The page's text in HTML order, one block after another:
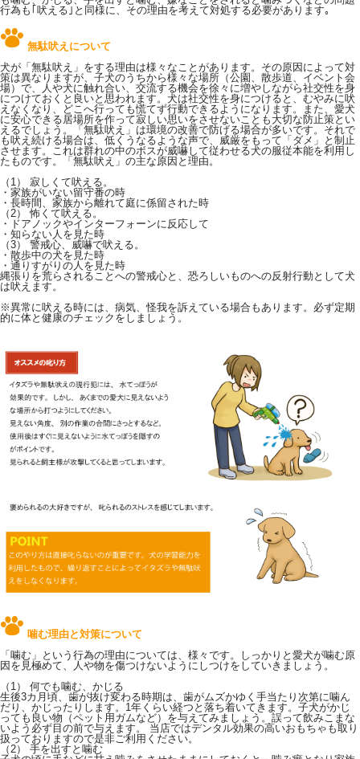
行為も｢吠える｣と同様に、その理由を考えて対処する必要があります｡
無駄吠えについて
犬が「無駄吠え」をする理由は様々なことがあります。その原因によって対
策は異なりますが、子犬のうちから様々な場所（公園、散歩道、イベント会
場）で、人や犬に触れ合い、交流する機会を徐々に増やしながら社交性を身
につけておくと良いと思われます。犬は社交性を身につけると、むやみに吠
えなくなり、どこへ行っても慌てず行動できるようになります。また、愛犬
に安心できる居場所を作って寂しい思いをさせないことも大切な防止策とい
えるでしょう。「無駄吠え」は環境の改善で防げる場合が多いです。それで
も吠え続ける場合は、低くうなるような声で、威厳をもって「ダメ」と制止
させます。これは群れの中のボスが威嚇して従わせる犬の服従本能を利用し
たものです。「無駄吠え」の主な原因と理由。
（1） 寂しくて吠える。
・家族がいない留守番の時
・長時間、家族から離れて庭に係留された時
（2） 怖くて吠える。
・ドアノックやインターフォーンに反応して
・知らない人を見た時
（3） 警戒心、威嚇で吠える。
・散歩中の犬を見た時
・通りすがりの人を見た時
縄張りを荒らされることへの警戒心と、恐ろしいものへの反射行動として犬
は吠えます。
※異常に吠える時には、病気、怪我を訴えている場合もあります。必ず定期
的に体と健康のチェックをしましょう。
噛む理由と対策について
「噛む」という行為の理由については、様々です。しっかりと愛犬が噛む原
因を見極めて、人や物を傷つけないようにしつけをしていきましょう。
（1） 何でも噛む、かじる
生後3カ月頃、歯が抜け変わる時期は、歯がムズかゆく手当たり次第に噛ん
だり、かじったりします。1年くらい経つと落ち着いてきます。子犬がかじ
っても良い物（ペット用ガムなど）を与えてみましょう。誤って飲みこまな
いよう必ず目の前で与えます。 当店ではデンタル効果の高いおもちゃも取り
扱っておりますので是非ご利用ください。
（2） 手を出すと噛む